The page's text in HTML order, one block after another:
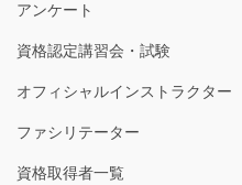
アンケート
資格認定講習会・試験
オフィシャルインストラクター
ファシリテーター
資格取得者一覧